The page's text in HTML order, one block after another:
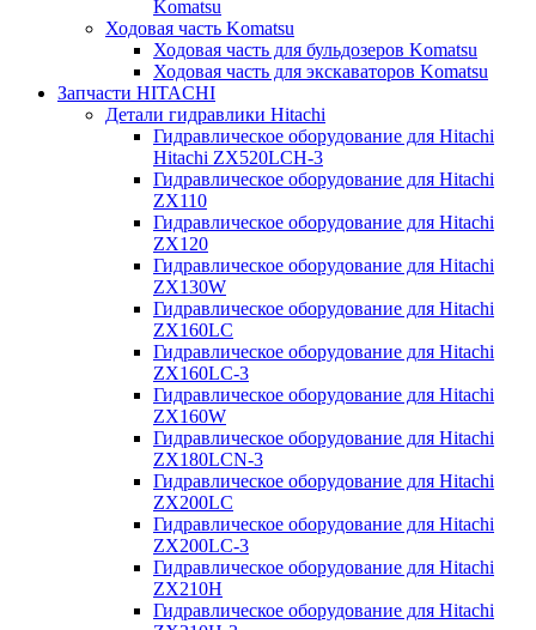
Komatsu
Ходовая часть Komatsu
Ходовая часть для бульдозеров Komatsu
Ходовая часть для экскаваторов Komatsu
Запчасти HITACHI
Детали гидравлики Hitachi
Гидравлическое оборудование для Hitachi
Hitachi ZX520LCH-3
Гидравлическое оборудование для Hitachi
ZX110
Гидравлическое оборудование для Hitachi
ZX120
Гидравлическое оборудование для Hitachi
ZX130W
Гидравлическое оборудование для Hitachi
ZX160LC
Гидравлическое оборудование для Hitachi
ZX160LC-3
Гидравлическое оборудование для Hitachi
ZX160W
Гидравлическое оборудование для Hitachi
ZX180LCN-3
Гидравлическое оборудование для Hitachi
ZX200LC
Гидравлическое оборудование для Hitachi
ZX200LC-3
Гидравлическое оборудование для Hitachi
ZX210H
Гидравлическое оборудование для Hitachi